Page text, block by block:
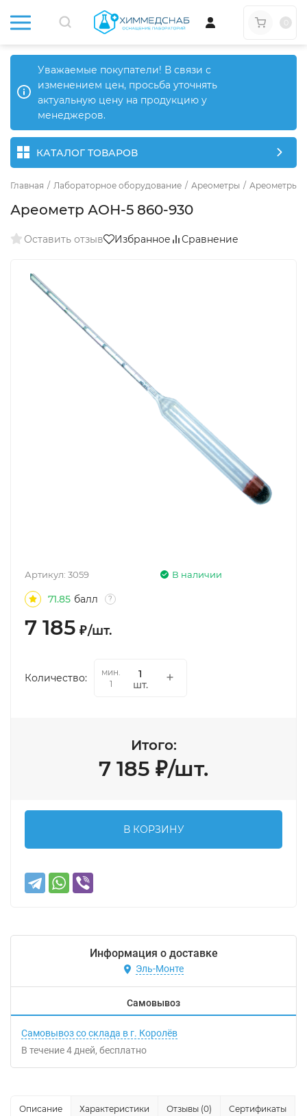
Уважаемые покупатели! В связи с
изменением цен, просьба уточнять
актуальную цену на продукцию у
менеджеров.
КАТАЛОГ ТОВАРОВ
Главная / Лабораторное оборудование / Ареометры / Ареометры
Ареометр АОН-5 860-930
Оставить отзыв Избранное Сравнение
В наличии
Артикул: 3059
71.85 балл ?
7 185 ₽/шт.
Количество:
мин.
1
шт.
Итого:
7 185 ₽/шт.
В КОРЗИНУ
Информация о доставке
Эль-Монте
Самовывоз
Самовывоз со склада в г. Королёв
В течение4 дней Бесплатно
Описание Характеристики Отзывы (0) Сертификаты